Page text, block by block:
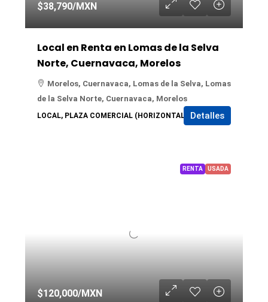
$38,790/MXN
Local en Renta en Lomas de la Selva
Norte, Cuernavaca, Morelos
Morelos, Cuernavaca, Lomas de la Selva, Lomas
de la Selva Norte, Cuernavaca, Morelos
LOCAL, PLAZA COMERCIAL (HORIZONTAL) Detalles
RENTA USADA
$120,000/MXN